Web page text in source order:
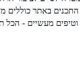
באתר כוללים
וטיפים מעשיים - הכל